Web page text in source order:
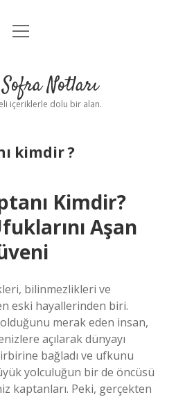
Anasayfa
Uyarı
menüyü
Notları
içeriklerle dolu bir alan.
kimdir ?
Kimdir?
Aşan
bilinmezlikleri ve
eski hayallerinden biri.
merak eden insan,
açılarak dünyayı
bağladı ve ufkunu
yolculuğun bir de öncüsü
kaptanları. Peki, gerçekten